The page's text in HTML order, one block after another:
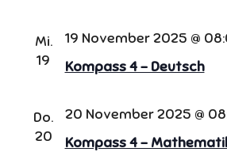
Mi.
19
Kompass 4 – Deutsch
19 November 2025 @
Do.
20
Kompass 4 –
20 November 2025 @